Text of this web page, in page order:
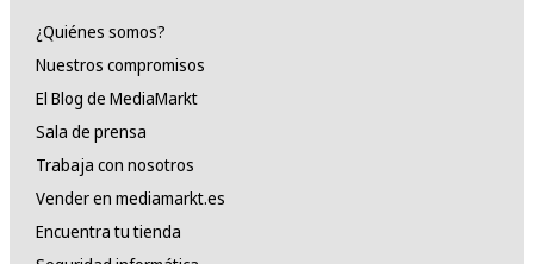
¿Quiénes somos?
Nuestros compromisos
El Blog de MediaMarkt
Sala de prensa
Trabaja con nosotros
Vender en mediamarkt.es
Encuentra tu tienda